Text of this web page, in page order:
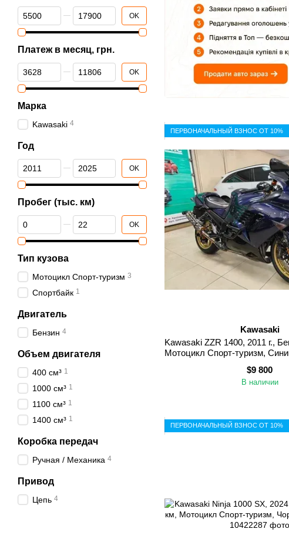
ПЕРВОНАЧАЛЬНЫЙ ВЗНОС ОТ 10%
Kawasaki
Kawasaki ZZR 1400, 2011 г.,
Мотоцикл Спорт-туризм,
$9 800
В наличии
ПЕРВОНАЧАЛЬНЫЙ ВЗНОС ОТ 10%
От Цена, $
До Цена, $ OK
Платеж в месяц, грн.
От Платеж в месяц, грн.
До Платеж в месяц, грн. OK
Марка
Kawasaki 4
Год
От Год
До Год OK
Пробег (тыс. км)
От Пробег (тыс. км)
До Пробег (тыс. км) OK
Тип кузова
Мотоцикл Спорт-туризм 3
Спортбайк 1
Двигатель
Бензин 4
Объем двигателя
400 см³ 1
1000 см³ 1
1100 см³ 1
1400 см³ 1
Коробка передач
Ручная / Механика 4
Привод
Цепь 4